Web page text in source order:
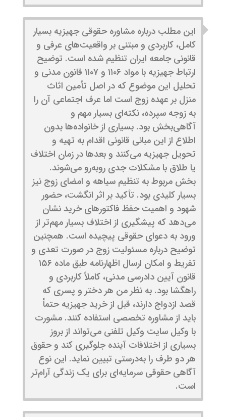
این مطلب درباره مشاوره حقوقی جهیزیه بسیار
کامل، کاربردی و مبتنی بر واقعیت‌های عرفی و
قانونی جامعه ایران تنظیم شده است. توضیح
ارتباط جهیزیه با مواد ۱۱۰۶ و ۱۱۰۷ قانون مدنی و
تحلیل این موضوع که در اصل تأمین اثاث
منزل بر عهده زوج است اما عرف اجتماعی آن را
به زوجه سپرده، نکته‌ای بسیار مهم و
آگاهی‌بخش بود. بسیاری از خانواده‌ها بدون
اطلاع از این مبانی قانونی اقدام به تهیه و
تحویل جهیزیه می‌کنند و بعدها در زمان اختلاف
یا طلاق با مشکلات جدی روبه‌رو می‌شوند.
بخش مربوط به تنظیم سیاهه و امضای زوج نیز
بسیار کلیدی بود. تأکید بر اثر انگشت، حضور
شهود و اهمیت حفظ فاکتورهای خرید نشان
می‌دهد که پیشگیری از اختلاف بسیار مهم‌تر از
ورود به دعوای حقوقی پیچیده است. همچنین
توضیح درباره مسئولیت زوج در صورت تعدی و
تفریط و امکان ارسال اظهارنامه طبق ماده ۱۵۶
قانون آیین دادرسی مدنی، کاملاً کاربردی و
راهگشا بود. به نظر من هر دختر و پسری که
قصد ازدواج دارند، قبل از خرید جهیزیه حتماً
باید از مشاوره تخصصی استفاده کنند. مشورت
با وکیل سایت وکیل تلفنی می‌تواند از بروز
بسیاری از اختلافات آینده جلوگیری کند و حقوق
هر دو طرف را به‌درستی تبیین نماید. این نوع
آگاهی حقوقی سرمایه‌ای برای یک زندگی آرام‌تر
است.